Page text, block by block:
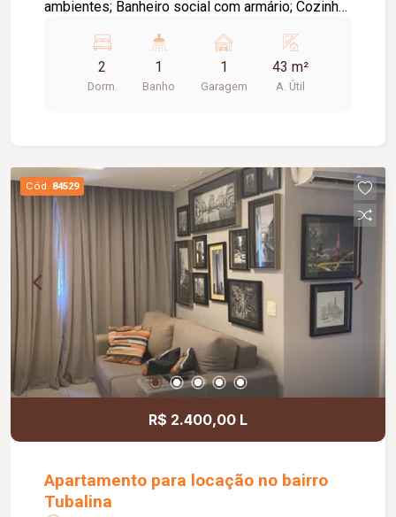
ambientes; Banheiro social com armário; Cozinha
garagem; O condomínio conta com: Portaria 24
horas; Mercadinho; Salão de festas; Câmeras de
segurança; Diferenciais: Acabamento em gesso;
2
Dorm.
1
Banho
1
Garagem
43 m²
A. Útil
Cód. 84529
R$ 2.400,00 L
Apartamento para locação no bairro
Tubalina